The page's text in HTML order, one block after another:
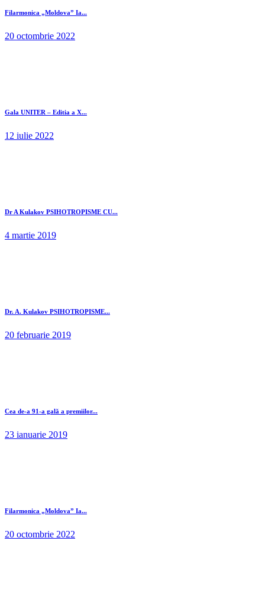
Filarmonica „Moldova” Ia...
20 octombrie 2022
Gala UNITER – Editia a X...
12 iulie 2022
Dr A Kulakov PSIHOTROPISME CU...
4 martie 2019
Dr. A. Kulakov PSIHOTROPISME...
20 februarie 2019
Cea de-a 91-a gală a premiilor...
23 ianuarie 2019
Filarmonica „Moldova” Ia...
20 octombrie 2022